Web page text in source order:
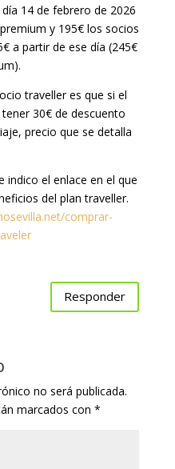
14 de febrero de 2026
y 195€ los socios
a partir de ese día (245€
traveller es que si el
30€ de descuento
precio que se detalla
indico el enlace en el que
del plan traveller.
comprar-
Responder
no será publicada.
marcados con *